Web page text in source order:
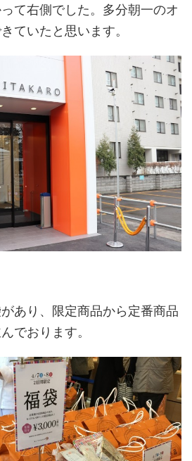
て右側でした。多分朝一のオ
ていたと思います。
あり、限定商品から定番商品
でおります。